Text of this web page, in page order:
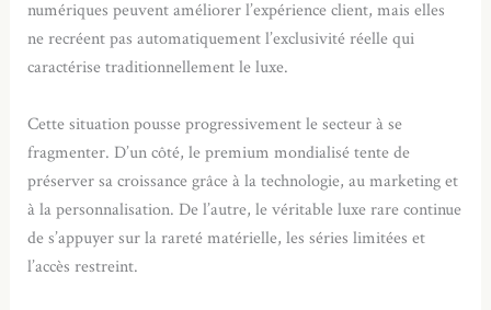
numériques peuvent améliorer l’expérience client, mais elles
ne recréent pas automatiquement l’exclusivité réelle qui
caractérise traditionnellement le luxe.
Cette situation pousse progressivement le secteur à se
fragmenter. D’un côté, le premium mondialisé tente de
préserver sa croissance grâce à la technologie, au marketing et
à la personnalisation. De l’autre, le véritable luxe rare continue
de s’appuyer sur la rareté matérielle, les séries limitées et
l’accès restreint.